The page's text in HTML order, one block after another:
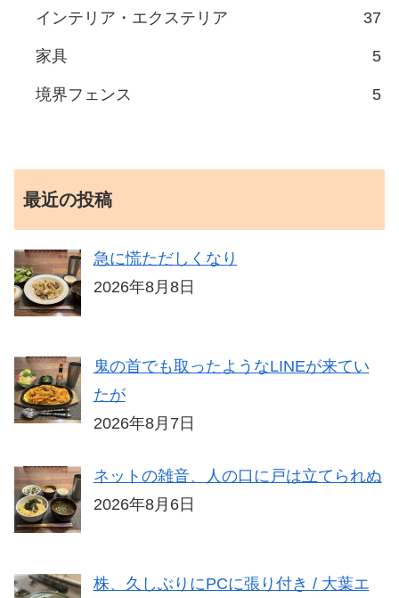
インテリア・エクステリア 37
家具 5
境界フェンス 5
最近の投稿
急に慌ただしくなり
2026年8月8日
鬼の首でも取ったようなLINEが来てい
たが
2026年8月7日
ネットの雑音、人の口に戸は立てられぬ
2026年8月6日
株、久しぶりにPCに張り付き / 大葉エ